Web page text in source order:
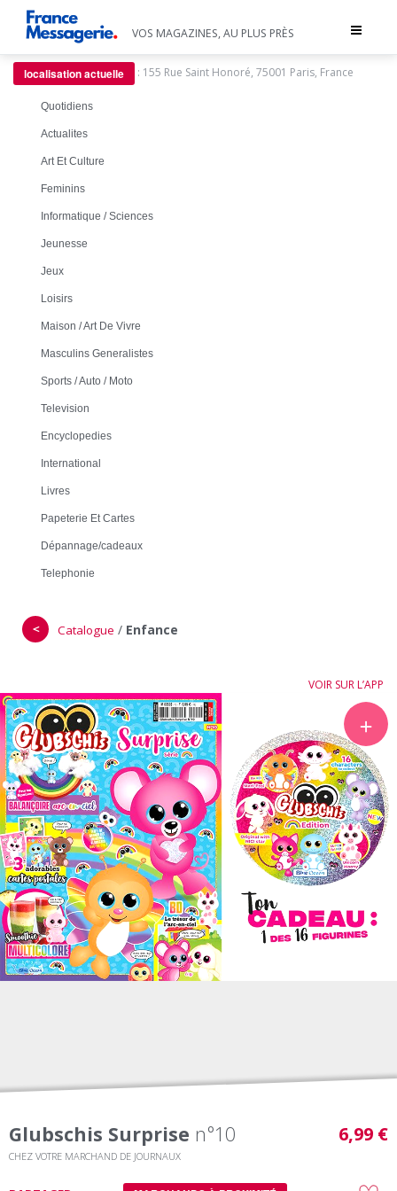
Toggle
VOS MAGAZINES, AU PLUS PRÈS
localisation actuelle : 155 Rue Saint Honoré, 75001 Paris, France
Quotidiens
Actualites
Art Et Culture
Feminins
Informatique / Sciences
Jeunesse
Jeux
Loisirs
Maison / Art De Vivre
Masculins Generalistes
Sports / Auto / Moto
Television
Encyclopedies
International
Livres
Papeterie Et Cartes
Dépannage/cadeaux
Telephonie
＜ Catalogue / Enfance
VOIR SUR L’APP
＋
Glubschis Surprise n°10
CHEZ VOTRE MARCHAND DE JOURNAUX
6,99 €